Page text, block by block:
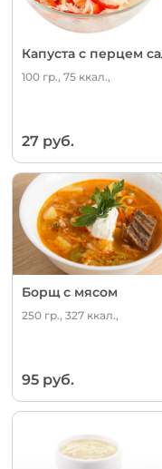
Капуста с перцем
100 гр., 75 ккал.,
27 руб.
Борщ с мясом
250 гр., 327 ккал.,
95 руб.